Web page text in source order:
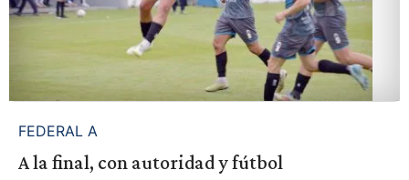
FEDERAL A
A la final, con autoridad y fútbol